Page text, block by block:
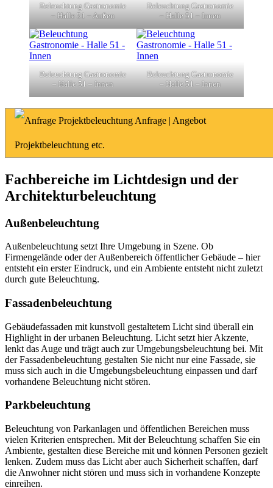
Beleuchtung Gastronomie
– Halle 51 – Außen
Beleuchtung Gastronomie
– Halle 51 – Innen
Beleuchtung Gastronomie
– Halle 51 – Innen
Beleuchtung Gastronomie
– Halle 51 – Innen
Anfrage | Angebot
Projektbeleuchtung etc.
Fachbereiche im Lichtdesign und der
Architekturbeleuchtung
Außenbeleuchtung
Außenbeleuchtung setzt Ihre Umgebung in Szene. Ob
Firmengelände oder der Außenbereich öffentlicher Gebäude – hier
entsteht ein erster Eindruck, und ein Ambiente entsteht nicht zuletzt
durch gute Beleuchtung.
Fassadenbeleuchtung
Gebäudefassaden mit kunstvoll gestaltetem Licht sind überall ein
Highlight in der urbanen Beleuchtung. Licht setzt hier Akzente,
lenkt das Auge und trägt auch zur Umgebungsbeleuchtung bei. Mit
der Fassadenbeleuchtung gestalten Sie nicht nur eine Fassade, sie
muss sich auch in die Umgebungsbeleuchtung einpassen und darf
vorhandene Beleuchtung nicht stören.
Parkbeleuchtung
Beleuchtung von Parkanlagen und öffentlichen Bereichen muss
vielen Kriterien entsprechen. Mit der Beleuchtung schaffen Sie ein
Ambiente, gestalten diese Bereiche mit und können Personen gezielt
lenken. Zudem muss das Licht aber auch Sicherheit schaffen, darf
die Anwohner nicht stören und muss sich in vorhandene Konzepte
einreihen.